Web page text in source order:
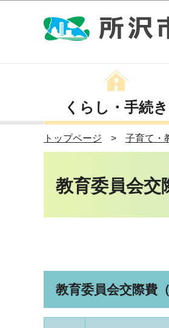
くらし・手続き
トップページ 子育て・
教育委員会交
教育委員会交際費